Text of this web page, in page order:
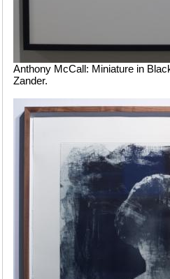
Anthony McCall: Miniature in
Zander.